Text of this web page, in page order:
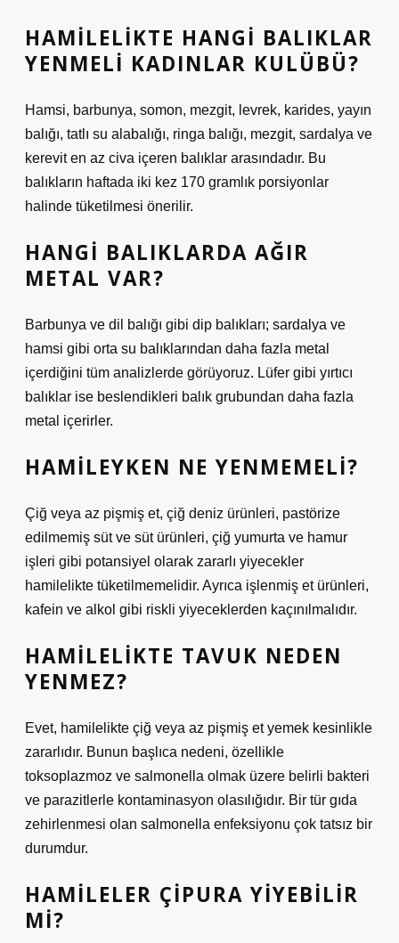
HAMILELIKTE HANGI BALIKLAR
YENMELI KADINLAR KULÜBÜ?
Hamsi, barbunya, somon, mezgit, levrek, karides, yayın
balığı, tatlı su alabalığı, ringa balığı, mezgit, sardalya ve
kerevit en az civa içeren balıklar arasındadır. Bu
balıkların haftada iki kez 170 gramlık porsiyonlar
halinde tüketilmesi önerilir.
HANGI BALIKLARDA AĞIR
METAL VAR?
Barbunya ve dil balığı gibi dip balıkları; sardalya ve
hamsi gibi orta su balıklarından daha fazla metal
içerdiğini tüm analizlerde görüyoruz. Lüfer gibi yırtıcı
balıklar ise beslendikleri balık grubundan daha fazla
metal içerirler.
HAMILEYKEN NE YENMEMELI?
Çiğ veya az pişmiş et, çiğ deniz ürünleri, pastörize
edilmemiş süt ve süt ürünleri, çiğ yumurta ve hamur
işleri gibi potansiyel olarak zararlı yiyecekler
hamilelikte tüketilmemelidir. Ayrıca işlenmiş et ürünleri,
kafein ve alkol gibi riskli yiyeceklerden kaçınılmalıdır.
HAMILELIKTE TAVUK NEDEN
YENMEZ?
Evet, hamilelikte çiğ veya az pişmiş et yemek kesinlikle
zararlıdır. Bunun başlıca nedeni, özellikle
toksoplazmoz ve salmonella olmak üzere belirli bakteri
ve parazitlerle kontaminasyon olasılığıdır. Bir tür gıda
zehirlenmesi olan salmonella enfeksiyonu çok tatsız bir
durumdur.
HAMILELER ÇIPURA YIYEBILIR
MI?